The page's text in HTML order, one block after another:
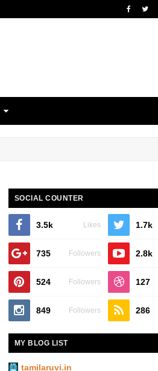
SOCIAL COUNTER
3.5k Likes 1.7k
735 Followers 2.8k
524 Followers 127
849 Followers 286
MY BLOG LIST
tamilaruvi.in